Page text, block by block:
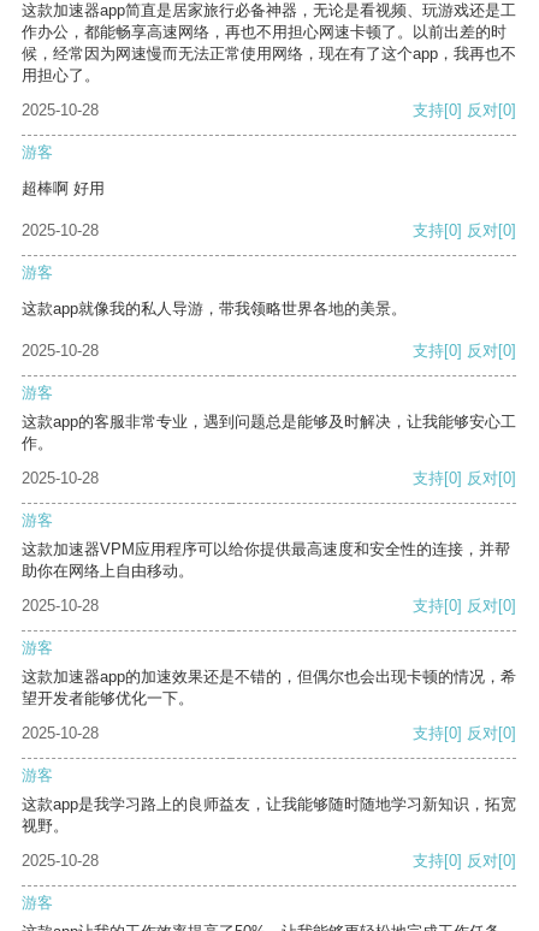
这款加速器app简直是居家旅行必备神器，无论是看视频、玩游戏还是工
作办公，都能畅享高速网络，再也不用担心网速卡顿了。以前出差的时
候，经常因为网速慢而无法正常使用网络，现在有了这个app，我再也不
用担心了。
2025-10-28
支持[0] 反对[0]
游客
超棒啊 好用
2025-10-28 支持[0] 反对[0]
游客
这款app就像我的私人导游，带我领略世界各地的美景。
2025-10-28 支持[0] 反对[0]
游客
这款app的客服非常专业，遇到问题总是能够及时解决，让我能够安心工
作。
2025-10-28
支持[0] 反对[0]
游客
这款加速器VPM应用程序可以给你提供最高速度和安全性的连接，并帮
助你在网络上自由移动。
2025-10-28
支持[0] 反对[0]
游客
这款加速器app的加速效果还是不错的，但偶尔也会出现卡顿的情况，希
望开发者能够优化一下。
2025-10-28
支持[0] 反对[0]
游客
这款app是我学习路上的良师益友，让我能够随时随地学习新知识，拓宽
视野。
2025-10-28
支持[0] 反对[0]
游客